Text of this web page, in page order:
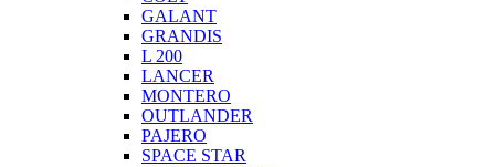
GALANT
GRANDIS
L 200
LANCER
MONTERO
OUTLANDER
PAJERO
SPACE STAR